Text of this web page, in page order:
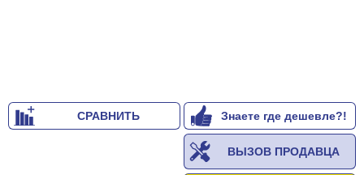
СРАВНИТЬ Знаете где дешевле?!
ВЫЗОВ ПРОДАВЦА